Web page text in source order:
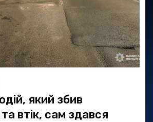
який збив
втік, сам здався